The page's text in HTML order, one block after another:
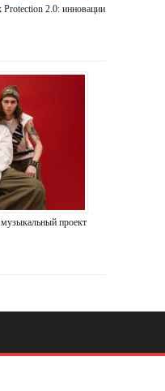
2.0: инновации
проект